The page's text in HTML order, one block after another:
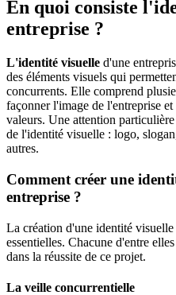
En quoi consiste
entreprise ?
L'identité visuelle d'une
des éléments visuels qui
concurrents. Elle comprend
façonner l'image de l'entreprise et
valeurs. Une attention
de l'identité visuelle : logo,
autres.
Comment créer une
entreprise ?
La création d'une identité visuelle
essentielles. Chacune d'entre
dans la réussite de ce projet.
La veille concurrentielle